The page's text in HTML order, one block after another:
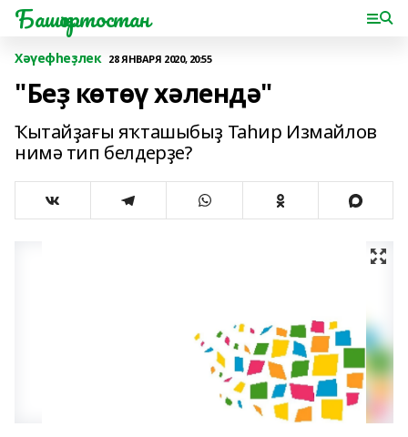
Башҡортостан
Хәүефһеҙлек 28 ЯНВАРЯ 2020, 20:55
"Беҙ көтөү хәлендә"
Ҡытайҙағы яҡташыбыҙ Таһир Измайлов
нимә тип белдерҙе?